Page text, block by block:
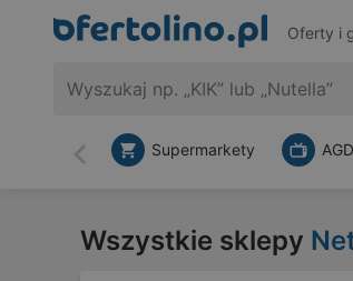
Oferty i
Wstecz
Supermarkety AGD
Wszystkie sklepy